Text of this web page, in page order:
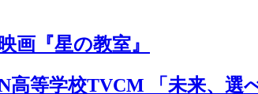
画『星の教室』
N高等学校TVCM 「未来、選